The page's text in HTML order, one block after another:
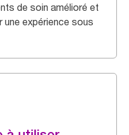
de soin amélioré et
une expérience sous